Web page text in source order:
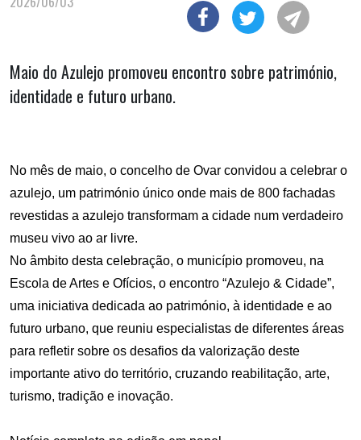
Maio do Azulejo promoveu encontro sobre património,
identidade e futuro urbano.
No mês de maio, o concelho de Ovar convidou a celebrar o
azulejo, um património único onde mais de 800 fachadas
revestidas a azulejo transformam a cidade num verdadeiro
museu vivo ao ar livre.
No âmbito desta celebração, o município promoveu, na
Escola de Artes e Ofícios, o encontro “Azulejo & Cidade”,
uma iniciativa dedicada ao património, à identidade e ao
futuro urbano, que reuniu especialistas de diferentes áreas
para refletir sobre os desafios da valorização deste
importante ativo do território, cruzando reabilitação, arte,
turismo, tradição e inovação.